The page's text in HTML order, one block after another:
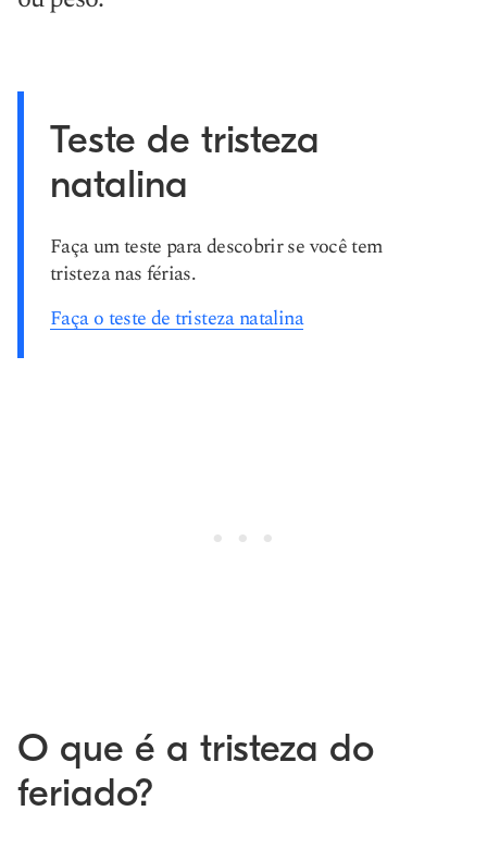
Teste de tristeza
natalina
Faça um teste para descobrir se você tem
tristeza nas férias.
Faça o teste de tristeza natalina
O que é a tristeza do
feriado?